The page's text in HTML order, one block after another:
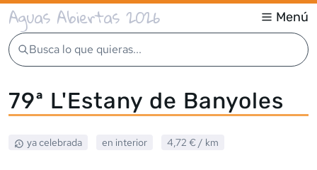
Aguas Abiertas 2026 Menú
Busca lo que quieras...
79ª L'Estany de Banyoles
ya celebrada en interior 4,72 € / km